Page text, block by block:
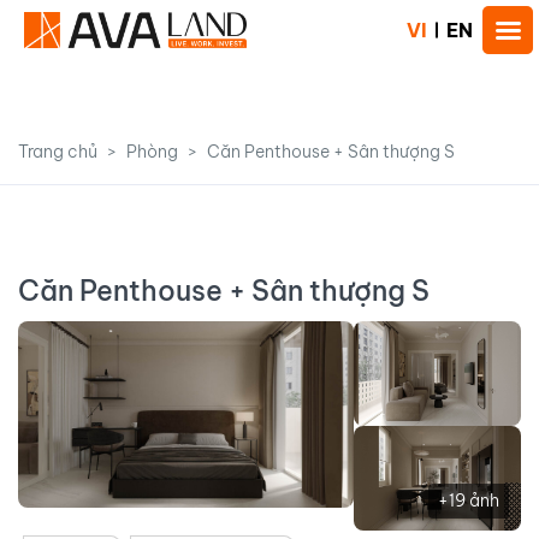
Trang chủ Phòng Căn Penthouse + Sân thượng S
Căn Penthouse + Sân thượng S
+19 ảnh
VI EN